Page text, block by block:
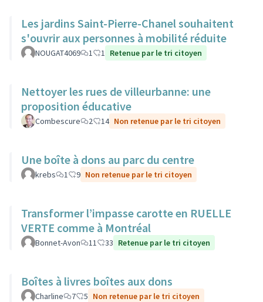
Les jardins Saint-Pierre-Chanel souhaitent
s'ouvrir aux personnes à mobilité réduite
NOUGAT4069 1 1 Retenue par le tri citoyen
Nettoyer les rues de villeurbanne: une
proposition éducative
Combescure 2 14 Non retenue par le tri citoyen
Une boîte à dons au parc du centre
krebs 1 9 Non retenue par le tri citoyen
Transformer l’impasse carotte en RUELLE
VERTE comme à Montréal
Bonnet-Avon 11 33 Retenue par le tri citoyen
Boîtes à livres boîtes aux dons
Charline 7 5 Non retenue par le tri citoyen